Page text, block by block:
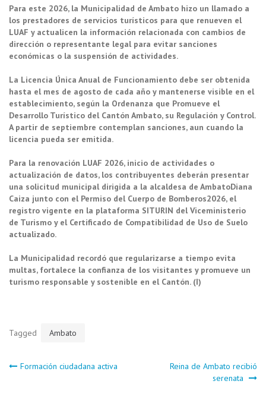
Para este 2026, la Municipalidad de Ambato hizo un llamado a
los prestadores de servicios turísticos para que renueven el
LUAF y actualicen la información relacionada con cambios de
dirección o representante legal para evitar sanciones
económicas o la suspensión de actividades.
La Licencia Única Anual de Funcionamiento debe ser obtenida
hasta el mes de agosto de cada año y mantenerse visible en el
establecimiento, según la Ordenanza que Promueve el
Desarrollo Turístico del Cantón Ambato, su Regulación y Control.
A partir de septiembre contemplan sanciones, aun cuando la
licencia pueda ser emitida.
Para la renovación LUAF 2026, inicio de actividades o
actualización de datos, los contribuyentes deberán presentar
una solicitud municipal dirigida a la alcaldesa de AmbatoDiana
Caiza junto con el Permiso del Cuerpo de Bomberos2026, el
registro vigente en la plataforma SITURIN del Viceministerio
de Turismo y el Certificado de Compatibilidad de Uso de Suelo
actualizado.
La Municipalidad recordó que regularizarse a tiempo evita
multas, fortalece la confianza de los visitantes y promueve un
turismo responsable y sostenible en el Cantón. (I)
Tagged Ambato
Navegación
Formación ciudadana activa
Reina de Ambato recibió
serenata